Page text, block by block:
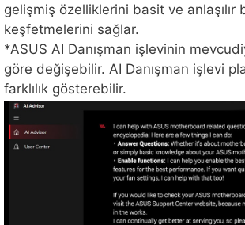
gelişmiş özelliklerini basit ve anlaşılır
keşfetmelerini sağlar.
*ASUS AI Danışman işlevinin
göre değişebilir. AI Danışman işlevi
farklılık gösterebilir.